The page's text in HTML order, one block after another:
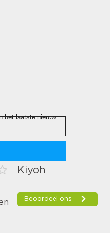
het laatste nieuws.